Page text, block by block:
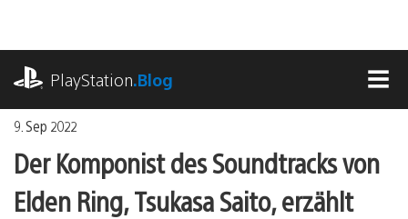
springen
PlayStation.Blog
9. Sep 2022
Der Komponist des Soundtracks von
Elden Ring, Tsukasa Saito, erzählt